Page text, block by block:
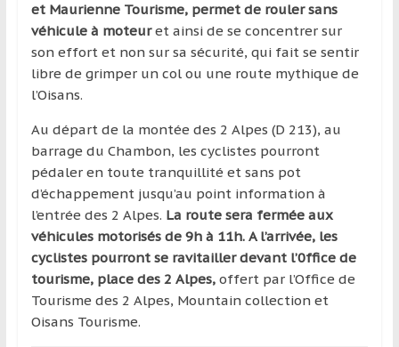
d’une
et Maurienne Tourisme, permet de rouler sans
véhicule à moteuret ainsi de se concentrer sur
son effort et non sur sa sécurité, qui fait se sentir
libre de grimper un col ou une route mythique de
l’Oisans.
Au départ de la montée des 2 Alpes (D 213), au
barrage du Chambon, les cyclistes pourront
pédaler en toute tranquillité et sans pot
d’échappement jusqu’au point information à
l’entrée des 2 Alpes. La route sera fermée aux
véhicules motorisés de 9h à 11h. A l’arrivée, les
cyclistes pourront se ravitailler devant l’0ffice de
tourisme, place des 2 Alpes, offert par l’Office de
Tourisme des 2 Alpes, Mountain collection et
Oisans Tourisme.